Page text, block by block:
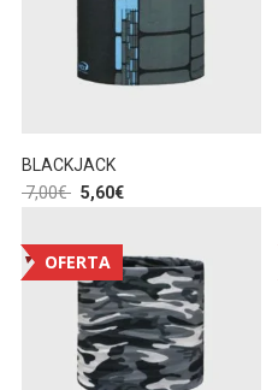
BLACKJACK
7,00€ 5,60€
OFERTA